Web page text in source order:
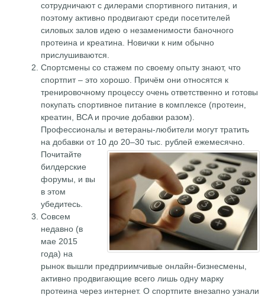
сотрудничают с дилерами спортивного питания, и
поэтому активно продвигают среди посетителей
силовых залов идею о незаменимости баночного
протеина и креатина. Новички к ним обычно
прислушиваются.
Спортсмены со стажем по своему опыту знают, что
спортпит – это хорошо. Причём они относятся к
тренировочному процессу очень ответственно и готовы
покупать спортивное питание в комплексе (протеин,
креатин, BCA и прочие добавки разом).
Профессионалы и ветераны-любители могут тратить
на добавки от 10 до 20–30 тыс. рублей ежемесячно.
Почитайте
билдерские
форумы, и вы
в этом
убедитесь.
Совсем
недавно (в
мае 2015
года) на
рынок вышли предприимчивые онлайн-бизнесмены,
активно продвигающие всего лишь одну марку
протеина через интернет. О спортпите внезапно узнали